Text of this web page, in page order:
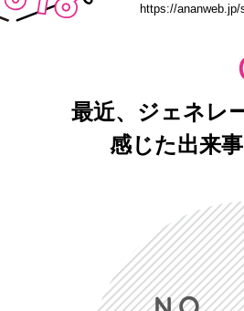
https://ananweb.jp/
最近、ジェネレ
感じた出来